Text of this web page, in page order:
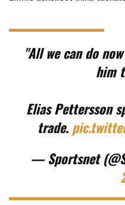
"All we can do
him
Elias Pettersson
trade.
— Sportsnet